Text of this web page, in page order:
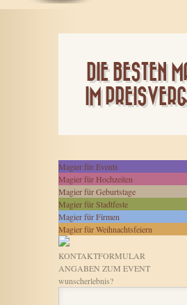
DIE BESTEN
IM
Magier für Events
Magier für Hochzeiten
Magier für Geburtstage
Magier für Stadtfeste
Magier für Firmen
Magier für Weihnachtsfeiern
KONTAKTFORMULAR
ANGABEN ZUM EVENT
wunscherlebnis?